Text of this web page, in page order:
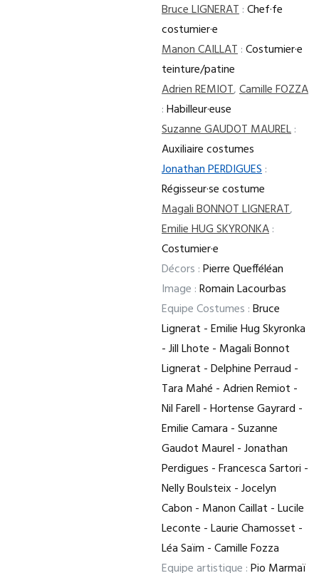
Bruce LIGNERAT:Chef·fe
costumier·e
Manon CAILLAT:Costumier·e
teinture/patine
Adrien REMIOT,Camille FOZZA
:Habilleur·euse
Suzanne GAUDOT MAUREL:
Auxiliaire costumes
Jonathan PERDIGUES:
Régisseur·se costume
Magali BONNOT LIGNERAT,
Emilie HUG SKYRONKA:
Costumier·e
Décors :Pierre Quefféléan
Image :Romain Lacourbas
Equipe Costumes :Bruce
Lignerat - Emilie Hug Skyronka
- Jill Lhote - Magali Bonnot
Lignerat - Delphine Perraud -
Tara Mahé - Adrien Remiot -
Nil Farell - Hortense Gayrard -
Emilie Camara - Suzanne
Gaudot Maurel - Jonathan
Perdigues - Francesca Sartori -
Nelly Boulsteix - Jocelyn
Cabon - Manon Caillat - Lucile
Leconte - Laurie Chamosset -
Léa Saïm - Camille Fozza
Equipe artistique :Pio Marmaï